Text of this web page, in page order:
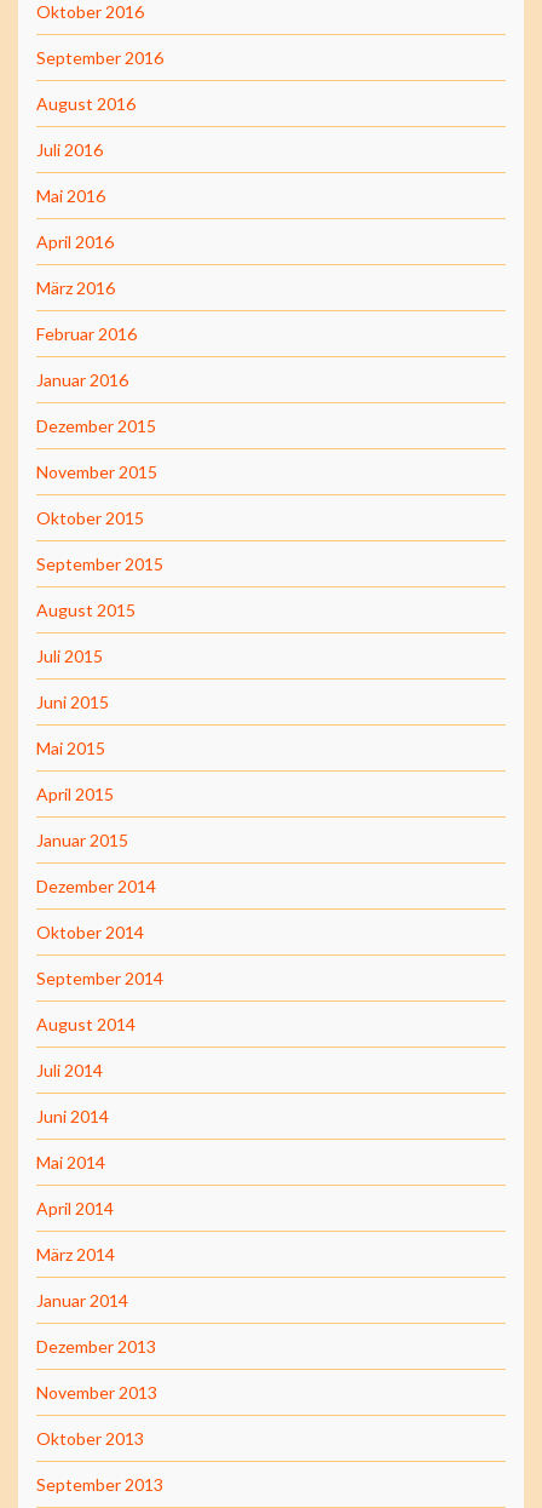
Oktober 2016
September 2016
August 2016
Juli 2016
Mai 2016
April 2016
März 2016
Februar 2016
Januar 2016
Dezember 2015
November 2015
Oktober 2015
September 2015
August 2015
Juli 2015
Juni 2015
Mai 2015
April 2015
Januar 2015
Dezember 2014
Oktober 2014
September 2014
August 2014
Juli 2014
Juni 2014
Mai 2014
April 2014
März 2014
Januar 2014
Dezember 2013
November 2013
Oktober 2013
September 2013